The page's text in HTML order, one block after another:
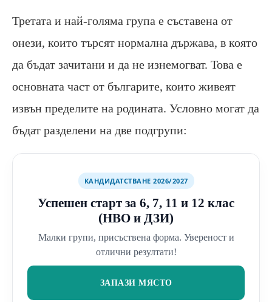
Третата и най-голяма група е съставена от
онези, които търсят нормална държава, в която
да бъдат зачитани и да не изнемогват. Това е
основната част от българите, които живеят
извън пределите на родината. Условно могат да
бъдат разделени на две подгрупи:
КАНДИДАТСТВАНЕ 2026/2027
Успешен старт за 6, 7, 11 и 12 клас
(НВО и ДЗИ)
Малки групи, присъствена форма. Увереност и
отлични резултати!
ЗАПАЗИ МЯСТО